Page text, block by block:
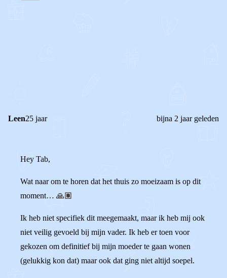
Leen25 jaar bijna 2 jaar geleden
Hey Tab,
Wat naar om te horen dat het thuis zo moeizaam is op dit
moment… 🙏🏽
Ik heb niet specifiek dit meegemaakt, maar ik heb mij ook
niet veilig gevoeld bij mijn vader. Ik heb er toen voor
gekozen om definitief bij mijn moeder te gaan wonen
(gelukkig kon dat) maar ook dat ging niet altijd soepel.